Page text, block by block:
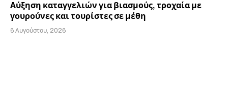
Αύξηση καταγγελιών για βιασμούς, τροχαία με
γουρούνες και τουρίστες σε μέθη
6 Αυγούστου, 2026